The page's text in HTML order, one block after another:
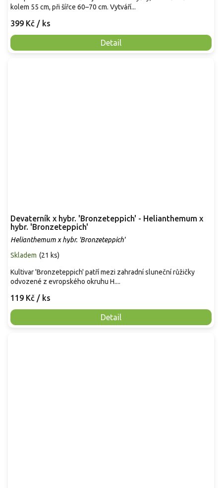
399 Kč / ks
Detail
kolem 55 cm, při šířce 60–70 cm. Vytváří...
Devaterník x hybr. 'Bronzeteppich' - Helianthemum x
hybr. 'Bronzeteppich'
Helianthemum x hybr. 'Bronzeteppich'
Skladem (21 ks)
119 Kč / ks
Detail
Kultivar 'Bronzeteppich' patří mezi zahradní sluneční růžičky
odvozené z evropského okruhu H....